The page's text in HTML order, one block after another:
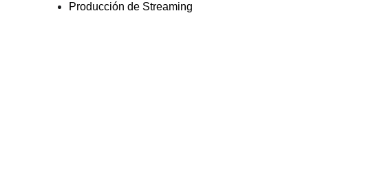
Producción de Streaming